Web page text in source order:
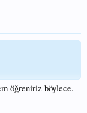
öğreniriz böylece.